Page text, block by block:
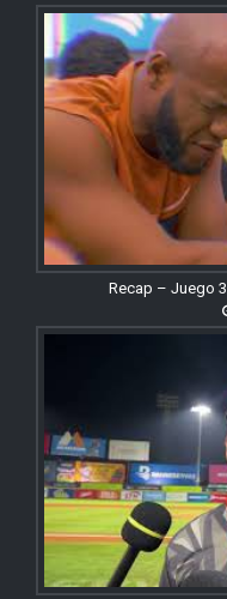
Recap – Juego